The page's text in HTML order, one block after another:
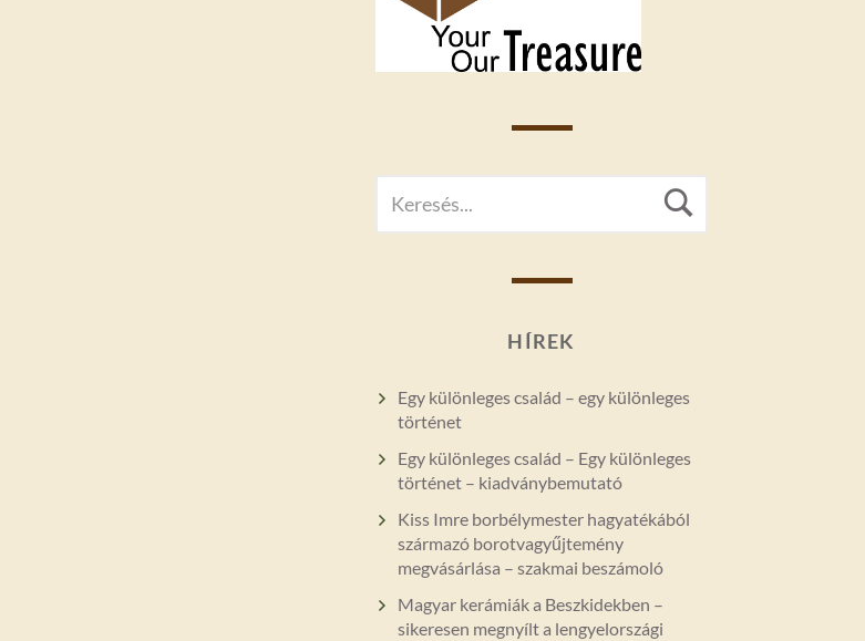
FOR:
HÍREK
Egy különleges család – egy különleges
történet
Egy különleges család – Egy különleges
történet – kiadványbemutató
Kiss Imre borbélymester hagyatékából
származó borotvagyűjtemény
megvásárlása – szakmai beszámoló
Magyar kerámiák a Beszkidekben –
sikeresen megnyílt a lengyelországi